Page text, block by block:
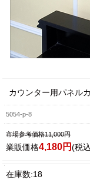
カウンター用パネル
5054-p-8
市場参考価格11,000円
業販価格4,180円(税
在庫数:18